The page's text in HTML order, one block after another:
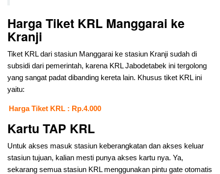
Harga Tiket KRL Manggarai ke
Kranji
Tiket KRL dari stasiun Manggarai ke stasiun Kranji sudah di
subsidi dari pemerintah, karena KRL Jabodetabek ini tergolong
yang sangat padat dibanding kereta lain. Khusus tiket KRL ini
yaitu:
Harga Tiket KRL : Rp.4.000
Kartu TAP KRL
Untuk akses masuk stasiun keberangkatan dan akses keluar
stasiun tujuan, kalian mesti punya akses kartu nya. Ya,
sekarang semua stasiun KRL menggunakan pintu gate otomatis